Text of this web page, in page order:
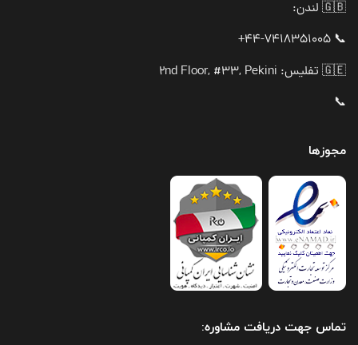
🇬🇧 لندن:
📞 44-7418351005+
🇬🇪 تفلیس: 2nd Floor, #33, Pekini
📞
مجوزها
تماس جهت دریافت مشاوره: